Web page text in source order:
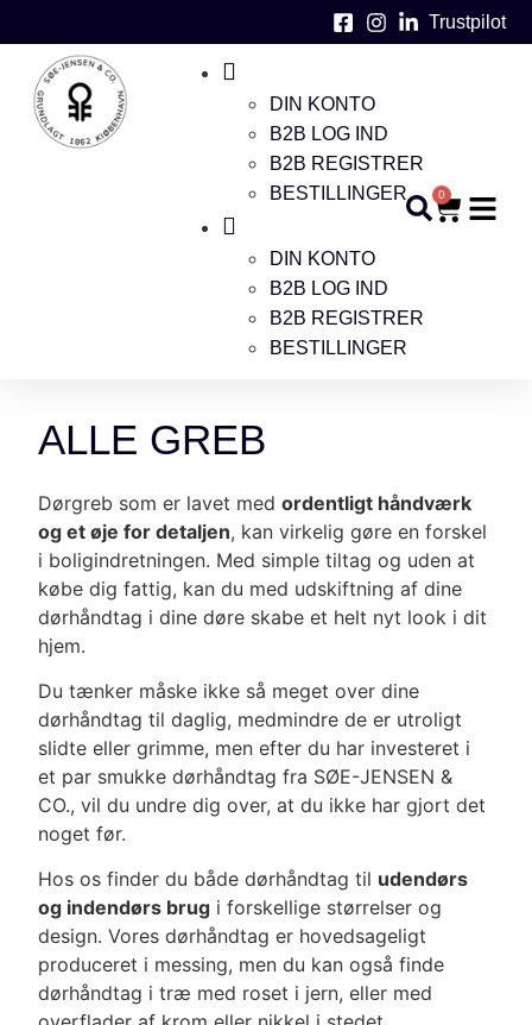
Trustpilot
DIN KONTO
B2B LOG IND
B2B REGISTRER
BESTILLINGER
DIN KONTO
B2B LOG IND
B2B REGISTRER
BESTILLINGER
0
ALLE GREB
Dørgreb som er lavet medordentligt håndværk
og et øje for detaljen, kan virkelig gøre en forskel
i boligindretningen. Med simple tiltag og uden at
købe dig fattig, kan du med udskiftning af dine
dørhåndtag i dine døre skabe et helt nyt look i dit
hjem.
Du tænker måske ikke så meget over dine
dørhåndtag til daglig, medmindre de er utroligt
slidte eller grimme, men efter du har investeret i
et par smukke dørhåndtag fra SØE-JENSEN &
CO., vil du undre dig over, at du ikke har gjort det
noget før.
Hos os finder du både dørhåndtag til udendørs
og indendørs brug i forskellige størrelser og
design. Vores dørhåndtag er hovedsageligt
produceret i messing, men du kan også finde
dørhåndtag i træ med roset i jern, eller med